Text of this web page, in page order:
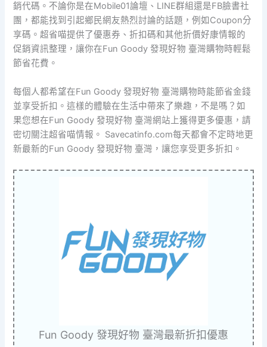
銷代碼。不論你是在Mobile01論壇、LINE群組還是FB臉書社
團，都能找到引起鄉民網友熱烈討論的話題，例如Coupon分
享碼。超省喵提供了優惠券、折扣碼和其他折價好康情報的
促銷資訊整理，讓你在Fun Goody 發現好物 臺灣購物時輕鬆
節省花費。
每個人都希望在Fun Goody 發現好物 臺灣購物時能節省金錢
並享受折扣。這樣的體驗在生活中帶來了樂趣，不是嗎？如
果您想在Fun Goody 發現好物 臺灣網站上獲得更多優惠，請
密切關注超省喵情報。 Savecatinfo.com每天都會不定時地更
新最新的Fun Goody 發現好物 臺灣，讓您享受更多折扣。
Fun Goody 發現好物 臺灣最新折扣優惠